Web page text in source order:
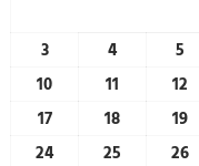
3
4 5
10
11 12
17
18 19
24
25 26